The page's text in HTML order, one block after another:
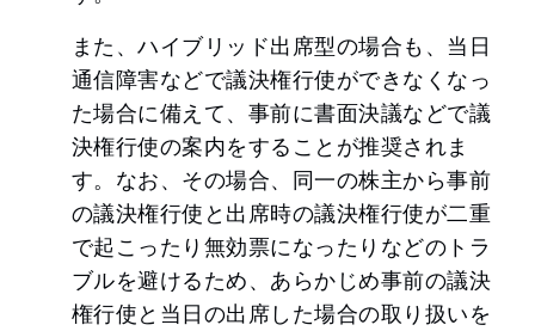
また、ハイブリッド出席型の場合も、当日
通信障害などで議決権行使ができなくなっ
た場合に備えて、事前に書面決議などで議
決権行使の案内をすることが推奨されま
す。なお、その場合、同一の株主から事前
の議決権行使と出席時の議決権行使が二重
で起こったり無効票になったりなどのトラ
ブルを避けるため、あらかじめ事前の議決
権行使と当日の出席した場合の取り扱いを